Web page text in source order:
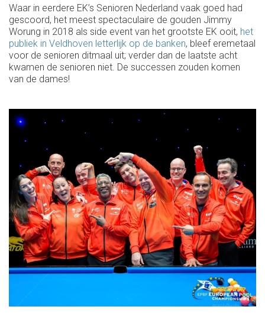
Waar in eerdere EK’s Senioren Nederland vaak goed had
gescoord, het meest spectaculaire de gouden Jimmy
Worung in 2018 als side event van het grootste EK ooit, het
publiek in Veldhoven letterlijk op de banken, bleef eremetaal
voor de senioren ditmaal uit; verder dan de laatste acht
kwamen de senioren niet. De successen zouden komen
van de dames!